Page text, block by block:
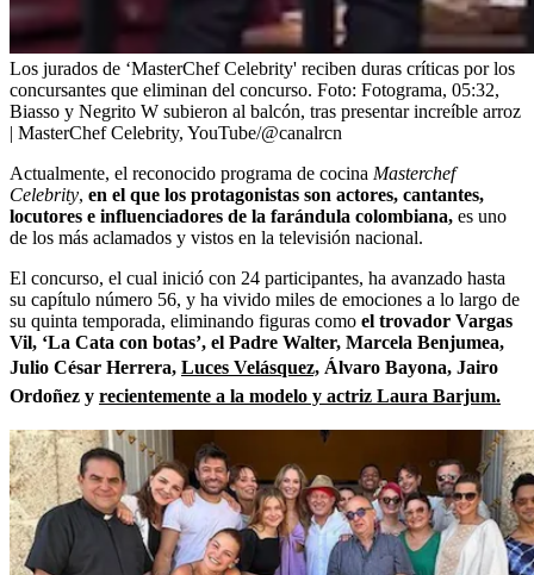
Los jurados de ‘MasterChef Celebrity' reciben duras críticas por los
concursantes que eliminan del concurso. Foto: Fotograma, 05:32,
Biasso y Negrito W subieron al balcón, tras presentar increíble arroz
| MasterChef Celebrity, YouTube/@canalrcn
Actualmente, el reconocido programa de cocina Masterchef
Celebrity, en el que los protagonistas son actores, cantantes,
locutores e influenciadores de la farándula colombiana, es uno
de los más aclamados y vistos en la televisión nacional.
El concurso, el cual inició con 24 participantes, ha avanzado hasta
su capítulo número 56, y ha vivido miles de emociones a lo largo de
su quinta temporada, eliminando figuras como el trovador Vargas
Vil, ‘La Cata con botas’, el Padre Walter, Marcela Benjumea,
Julio César Herrera, Luces Velásquez, Álvaro Bayona, Jairo
Ordoñez y recientemente a la modelo y actriz Laura Barjum.